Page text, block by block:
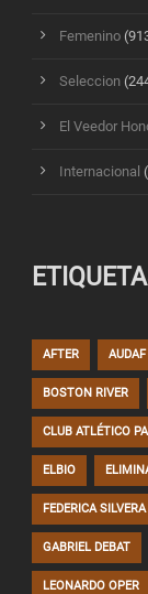
Femenino
Seleccion
El Veedor
Internacional
AFTER AUDAF
BOSTON RIVER
CLUB ATLÉTICO
ELBIO
FEDERICA SILVERA
GABRIEL DEBAT
LEONARDO OPER